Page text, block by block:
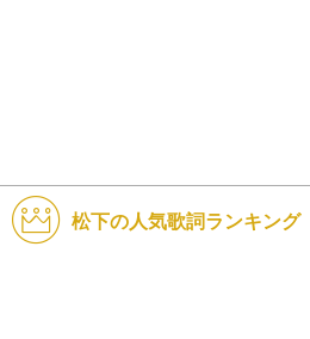
松下の人気歌詞ランキング